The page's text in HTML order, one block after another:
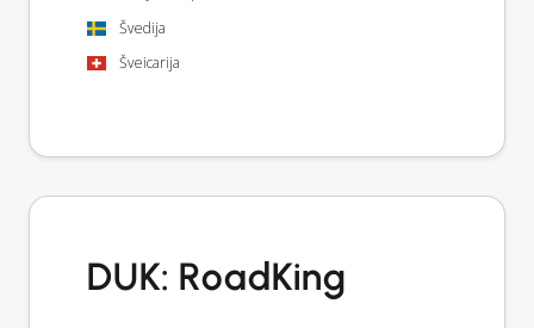
Švedija
Šveicarija
DUK: RoadKing